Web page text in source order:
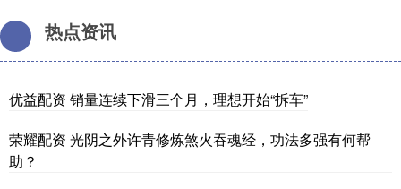
热点资讯
优益配资 销量连续下滑三个月，理想开始“拆车”
荣耀配资 光阴之外许青修炼煞火吞魂经，功法多强有何帮
助？